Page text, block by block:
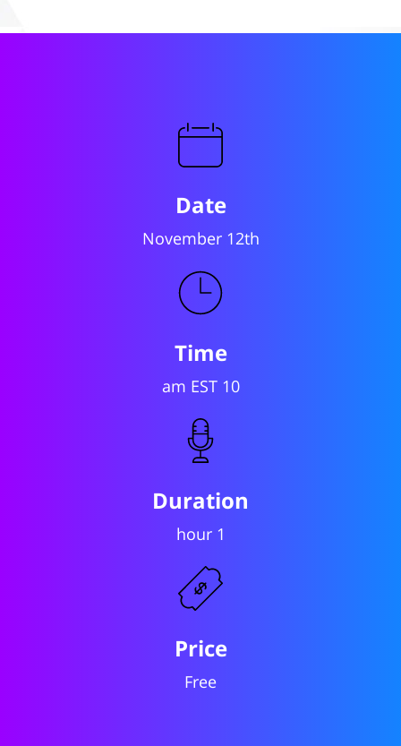
Date
November 12th
Time
10 am EST
Duration
1 hour
Price
Free